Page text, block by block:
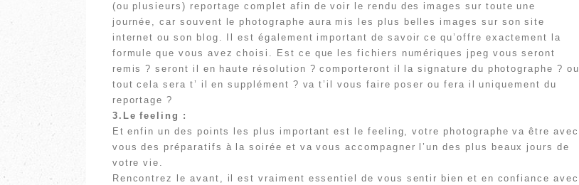
(ou plusieurs) reportage complet afin de voir le rendu des images sur toute une
journée, car souvent le photographe aura mis les plus belles images sur son site
internet ou son blog. Il est également important de savoir ce qu’offre exactement la
formule que vous avez choisi. Est ce que les fichiers numériques jpeg vous seront
remis ? seront il en haute résolution ? comporteront il la signature du photographe ? ou
tout cela sera t’ il en supplément ? va t’il vous faire poser ou fera il uniquement du
reportage ?
3.Le feeling :
Et enfin un des points les plus important est le feeling, votre photographe va être avec
vous des préparatifs à la soirée et va vous accompagner l’un des plus beaux jours de
votre vie.
Rencontrez le avant, il est vraiment essentiel de vous sentir bien et en confiance avec